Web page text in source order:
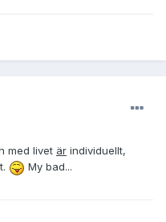
med livet är individuellt,
My bad...